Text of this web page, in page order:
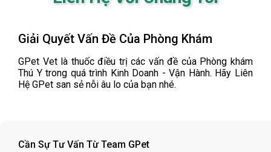
Giải Quyết Vấn Đề Của Phòng Khám
GPet Vet là thuốc điều trị các vấn đề của Phòng khám
Thú Y trong quá trình Kinh Doanh - Vận Hành. Hãy Liên
Hệ GPet san sẻ nỗi âu lo của bạn nhé.
Cần Sự Tư Vấn Từ Team GPet